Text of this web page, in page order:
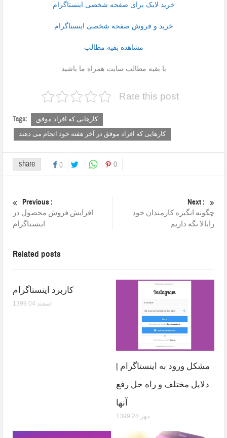
خرید لایک برای صفحه شخصی اینستاگرام
خرید و فروش صفحه شخصی اینستاگرام
مشاهده بقیه مطالب
با بقیه مطالب سایت همراه ما باشید
Rate this post
Tags:
کارهایی که افراد موفق
کارهایی که افراد موفق در آخر هفته خود انجام می دهند
share 0 0
Previous :
افزایش فروش محصول در
اینستاگرام
Next :
چگونه انگیزه کارمندان خود
رابالا نگه داریم
Related posts
کاربرد اینستاگرام
1399 اسفند 04
مشکل ورود به اینستاگرام |
دلایل مختلف و راه حل رفع
آنها
1399 مهر 28